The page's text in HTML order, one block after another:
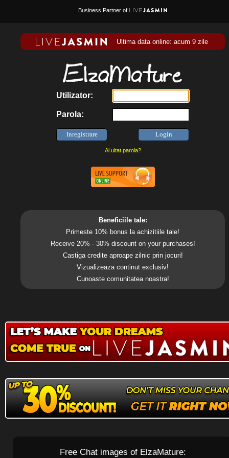
Business Partner of
Ultima data online: acum 9 zile
Utilizator:
Parola:
Ai uitat parola?
Beneficiile tale:
Primeste 10% bonus la achizitiile tale!
Receive 20% - 30% discount on your purchases!
Castiga credite aproape zilnic prin jocuri!
Vizualizeaza continut exclusiv!
Cunoaste comunitatea noastra!
Free Chat images of ElzaMature: